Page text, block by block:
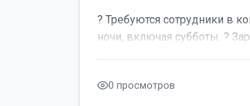
? Требуются сотрудники в
ночи, включая субботы. ?
0 просмотров